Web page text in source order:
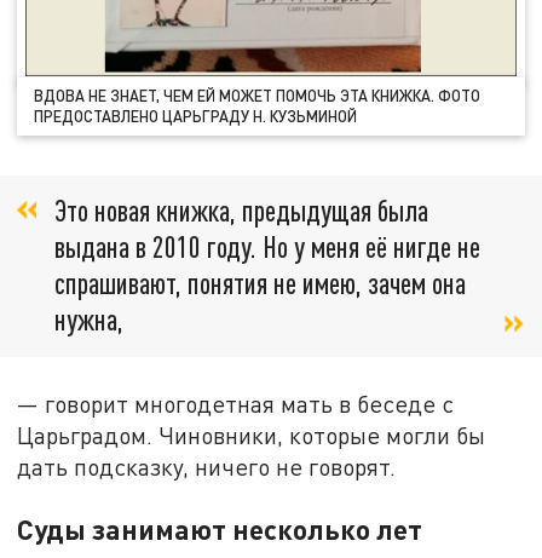
ВДОВА НЕ ЗНАЕТ, ЧЕМ ЕЙ МОЖЕТ ПОМОЧЬ ЭТА КНИЖКА. ФОТО
ПРЕДОСТАВЛЕНО ЦАРЬГРАДУ Н. КУЗЬМИНОЙ
Это новая книжка, предыдущая была
выдана в 2010 году. Но у меня её нигде не
спрашивают, понятия не имею, зачем она
нужна,
— говорит многодетная мать в беседе с
Царьградом. Чиновники, которые могли бы
дать подсказку, ничего не говорят.
Суды занимают несколько лет